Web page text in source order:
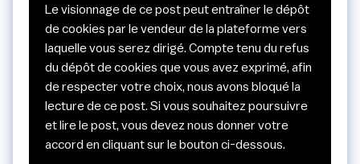
Le visionnage de ce post peut entraîner le dépôt
de cookies par le vendeur de la plateforme vers
laquelle vous serez dirigé. Compte tenu du refus
du dépôt de cookies que vous avez exprimé, afin
de respecter votre choix, nous avons bloqué la
lecture de ce post. Si vous souhaitez poursuivre
et lire le post, vous devez nous donner votre
accord en cliquant sur le bouton ci-dessous.